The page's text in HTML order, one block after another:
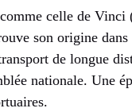
celle de
son origine
de longue
nationale. Une